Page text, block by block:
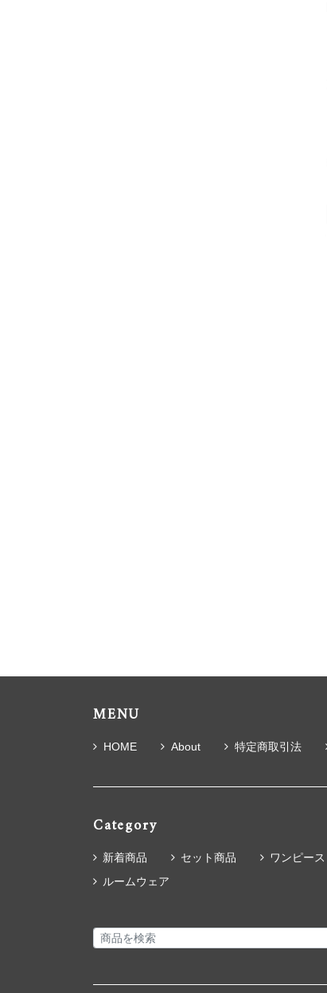
MENU
HOME About 特定商取引法
Category
新着商品 セット商品 ワンピース
ルームウェア